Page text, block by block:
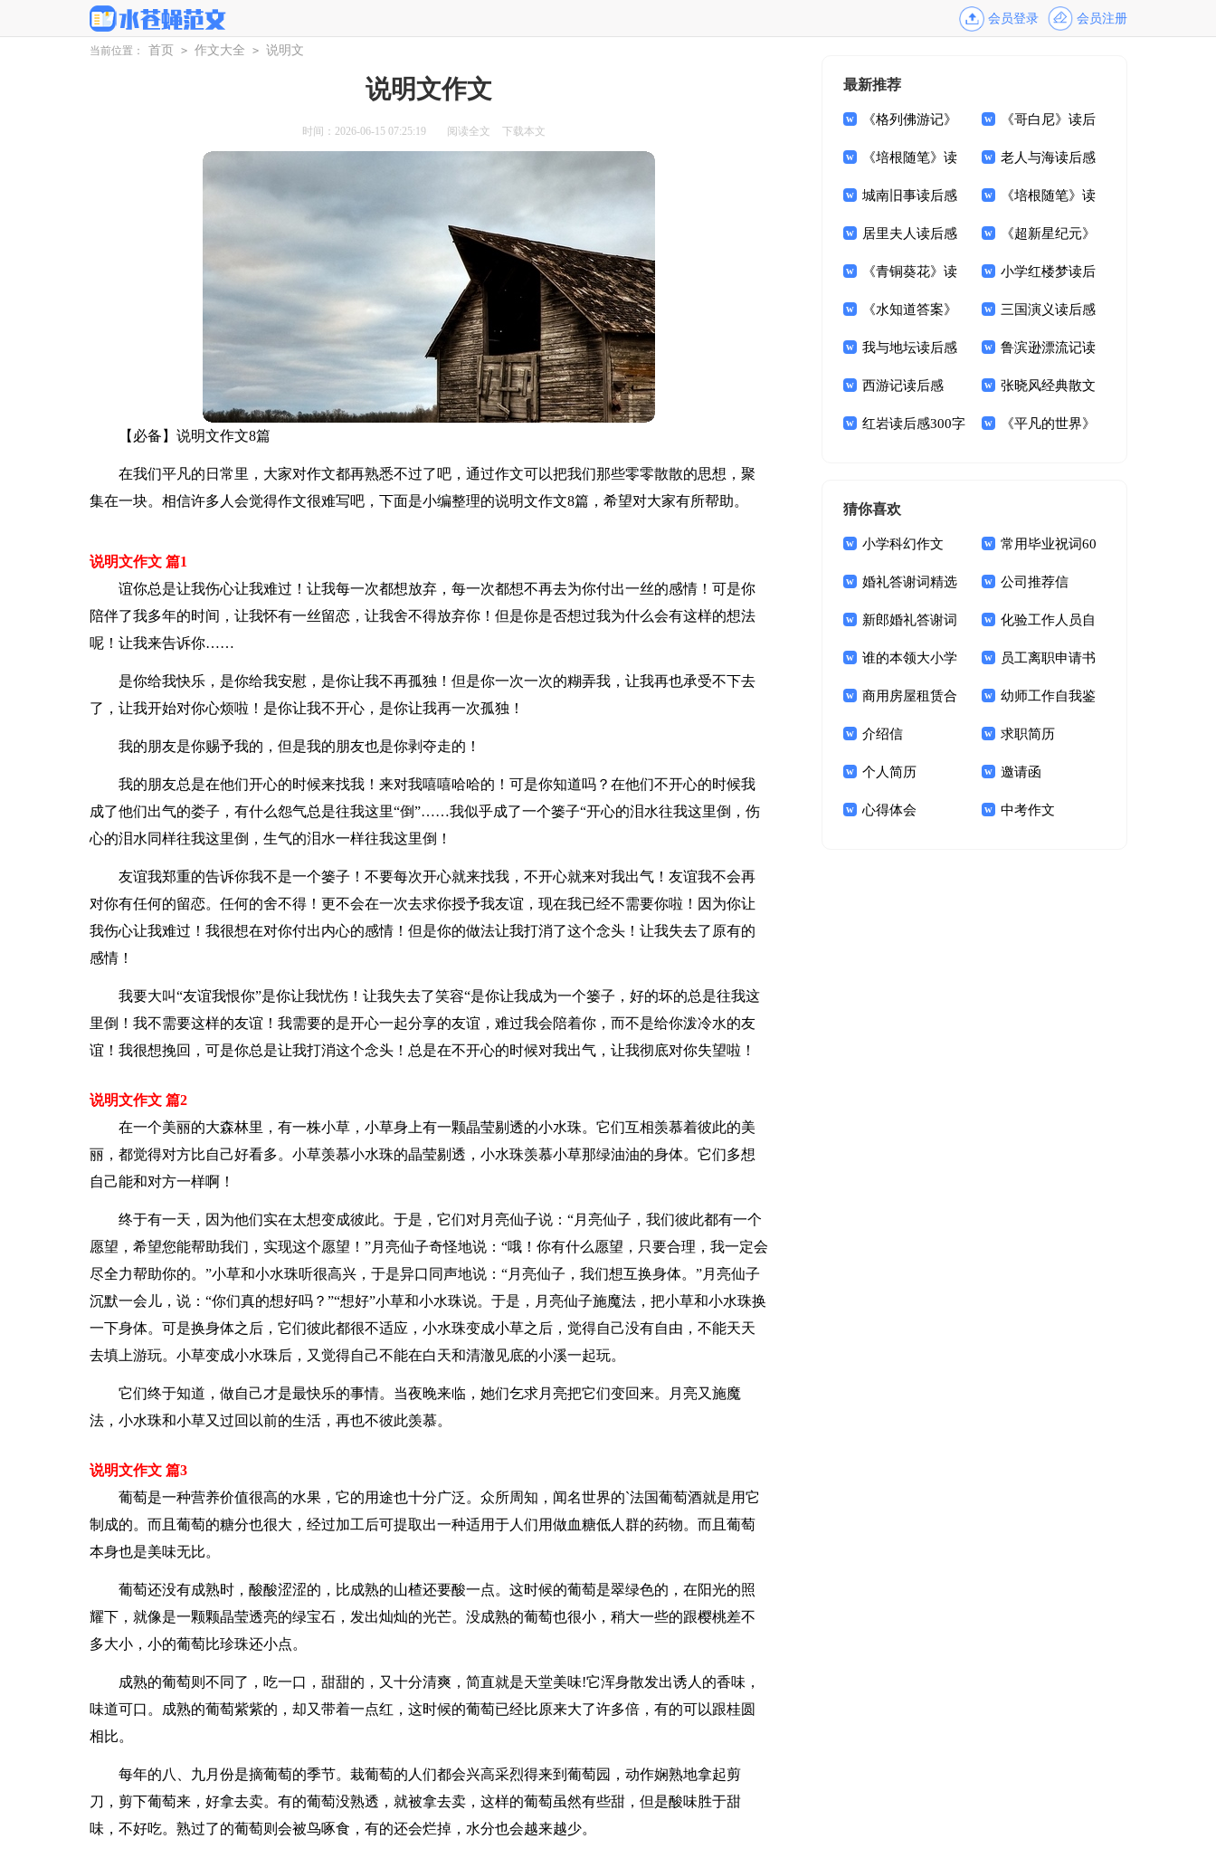
会员登录 会员注册
当前位置： 首页 > 作文大全 > 说明文
说明文作文
时间：2026-06-15 07:25:19 阅读全文 下载本文
【必备】说明文作文8篇
在我们平凡的日常里，大家对作文都再熟悉不过了吧，通过作文可以把我们那些零零散散的思想，聚
集在一块。相信许多人会觉得作文很难写吧，下面是小编整理的说明文作文8篇，希望对大家有所帮助。
说明文作文 篇1
谊你总是让我伤心让我难过！让我每一次都想放弃，每一次都想不再去为你付出一丝的感情！可是你
陪伴了我多年的时间，让我怀有一丝留恋，让我舍不得放弃你！但是你是否想过我为什么会有这样的想法
呢！让我来告诉你……
是你给我快乐，是你给我安慰，是你让我不再孤独！但是你一次一次的糊弄我，让我再也承受不下去
了，让我开始对你心烦啦！是你让我不开心，是你让我再一次孤独！
我的朋友是你赐予我的，但是我的朋友也是你剥夺走的！
我的朋友总是在他们开心的时候来找我！来对我嘻嘻哈哈的！可是你知道吗？在他们不开心的时候我
成了他们出气的娄子，有什么怨气总是往我这里“倒”……我似乎成了一个篓子“开心的泪水往我这里倒，伤
心的泪水同样往我这里倒，生气的泪水一样往我这里倒！
友谊我郑重的告诉你我不是一个篓子！不要每次开心就来找我，不开心就来对我出气！友谊我不会再
对你有任何的留恋。任何的舍不得！更不会在一次去求你授予我友谊，现在我已经不需要你啦！因为你让
我伤心让我难过！我很想在对你付出内心的感情！但是你的做法让我打消了这个念头！让我失去了原有的
感情！
我要大叫“友谊我恨你”是你让我忧伤！让我失去了笑容“是你让我成为一个篓子，好的坏的总是往我这
里倒！我不需要这样的友谊！我需要的是开心一起分享的友谊，难过我会陪着你，而不是给你泼冷水的友
谊！我很想挽回，可是你总是让我打消这个念头！总是在不开心的时候对我出气，让我彻底对你失望啦！
说明文作文 篇2
在一个美丽的大森林里，有一株小草，小草身上有一颗晶莹剔透的小水珠。它们互相羡慕着彼此的美
丽，都觉得对方比自己好看多。小草羡慕小水珠的晶莹剔透，小水珠羡慕小草那绿油油的身体。它们多想
自己能和对方一样啊！
终于有一天，因为他们实在太想变成彼此。于是，它们对月亮仙子说：“月亮仙子，我们彼此都有一个
愿望，希望您能帮助我们，实现这个愿望！”月亮仙子奇怪地说：“哦！你有什么愿望，只要合理，我一定会
尽全力帮助你的。”小草和小水珠听很高兴，于是异口同声地说：“月亮仙子，我们想互换身体。”月亮仙子
沉默一会儿，说：“你们真的想好吗？”“想好”小草和小水珠说。于是，月亮仙子施魔法，把小草和小水珠换
一下身体。可是换身体之后，它们彼此都很不适应，小水珠变成小草之后，觉得自己没有自由，不能天天
去填上游玩。小草变成小水珠后，又觉得自己不能在白天和清澈见底的小溪一起玩。
它们终于知道，做自己才是最快乐的事情。当夜晚来临，她们乞求月亮把它们变回来。月亮又施魔
法，小水珠和小草又过回以前的生活，再也不彼此羡慕。
说明文作文 篇3
葡萄是一种营养价值很高的水果，它的用途也十分广泛。众所周知，闻名世界的`法国葡萄酒就是用它
制成的。而且葡萄的糖分也很大，经过加工后可提取出一种适用于人们用做血糖低人群的药物。而且葡萄
本身也是美味无比。
葡萄还没有成熟时，酸酸涩涩的，比成熟的山楂还要酸一点。这时候的葡萄是翠绿色的，在阳光的照
耀下，就像是一颗颗晶莹透亮的绿宝石，发出灿灿的光芒。没成熟的葡萄也很小，稍大一些的跟樱桃差不
多大小，小的葡萄比珍珠还小点。
成熟的葡萄则不同了，吃一口，甜甜的，又十分清爽，简直就是天堂美味!它浑身散发出诱人的香味，
味道可口。成熟的葡萄紫紫的，却又带着一点红，这时候的葡萄已经比原来大了许多倍，有的可以跟桂圆
相比。
每年的八、九月份是摘葡萄的季节。栽葡萄的人们都会兴高采烈得来到葡萄园，动作娴熟地拿起剪
刀，剪下葡萄来，好拿去卖。有的葡萄没熟透，就被拿去卖，这样的葡萄虽然有些甜，但是酸味胜于甜
味，不好吃。熟过了的葡萄则会被鸟啄食，有的还会烂掉，水分也会越来越少。
最新推荐
《格列佛游记》
读后感(15篇)
《哥白尼》读后
感
《培根随笔》读
后感(15篇)
老人与海读后感
精选15篇
城南旧事读后感
800字大全
《培根随笔》读
后感15篇
居里夫人读后感
400字
《超新星纪元》
读后感
《青铜葵花》读
后感合集15篇
小学红楼梦读后
感
《水知道答案》
读后感13篇
三国演义读后感
(集锦15篇)
我与地坛读后感
15篇
鲁滨逊漂流记读
后感(汇编15篇)
西游记读后感
【热门】
张晓风经典散文
集读后感
红岩读后感300字 《平凡的世界》
猜你喜欢
小学科幻作文 常用毕业祝词60
句
婚礼答谢词精选
15篇
公司推荐信
新郎婚礼答谢词
锦集十篇
化验工作人员自
我鉴定
谁的本领大小学
作文
员工离职申请书
商用房屋租赁合
同15篇
幼师工作自我鉴
定(15篇)
介绍信 求职简历
个人简历 邀请函
心得体会 中考作文